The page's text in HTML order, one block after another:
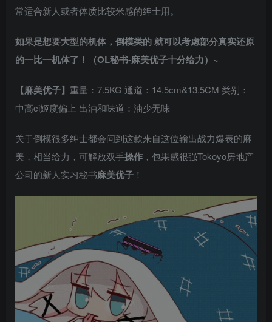
常适合新人或者体质比较米感的绅士用。
如果是想要大型的机体，倒模类的就可以考虑部分真实还原
的一比一机体了！（OL秘书-麻美优子十分给力）~
【麻美优子】 重量：7.5KG 通道：14.5cm&13.5CM 类别：
中高ci姬度偏上 出油和味道：油少无味
关于倒模很多绅士都会问到这款来自这位输出战力爆表的麻
美，相当给力，可解放双手操作 ，包果感很强Tokoyo房地产
公司的新人实习秘书麻美优子 ！